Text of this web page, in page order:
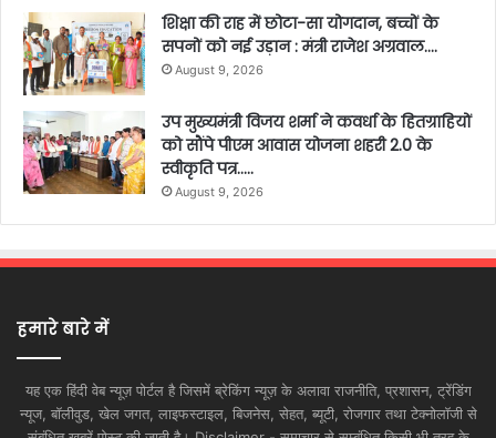
शिक्षा की राह में छोटा-सा योगदान, बच्चों के
सपनों को नई उड़ान : मंत्री राजेश अग्रवाल….
August 9, 2026
उप मुख्यमंत्री विजय शर्मा ने कवर्धा के हितग्राहियों
को सौंपे पीएम आवास योजना शहरी 2.0 के
स्वीकृति पत्र…..
August 9, 2026
हमारे बारे में
यह एक हिंदी वेब न्यूज़ पोर्टल है जिसमें ब्रेकिंग न्यूज़ के अलावा राजनीति, प्रशासन, ट्रेंडिंग
न्यूज, बॉलीवुड, खेल जगत, लाइफस्टाइल, बिजनेस, सेहत, ब्यूटी, रोजगार तथा टेक्नोलॉजी से